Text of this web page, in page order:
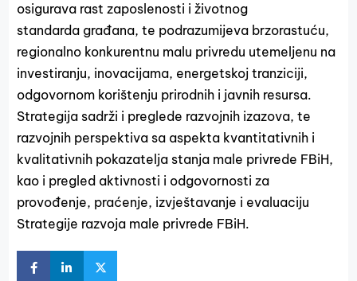
osigurava rast zaposlenosti i životnog
standarda građana, te podrazumijeva brzorastuću,
regionalno konkurentnu malu privredu utemeljenu na
investiranju, inovacijama, energetskoj tranziciji,
odgovornom korištenju prirodnih i javnih resursa.
Strategija sadrži i preglede razvojnih izazova, te
razvojnih perspektiva sa aspekta kvantitativnih i
kvalitativnih pokazatelja stanja male privrede FBiH,
kao i pregled aktivnosti i odgovornosti za
provođenje, praćenje, izvještavanje i evaluaciju
Strategije razvoja male privrede FBiH.